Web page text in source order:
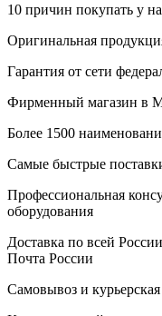
10 причин покупать у
Оригинальная
Гарантия от сети
Фирменный магазин в
Более 1500
Самые быстрые
Профессиональная
оборудования
Доставка по всей
Почта России
Самовывоз и курьерская